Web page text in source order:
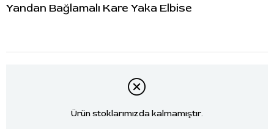
Yandan Bağlamalı Kare Yaka Elbise
Ürün stoklarımızda kalmamıştır.